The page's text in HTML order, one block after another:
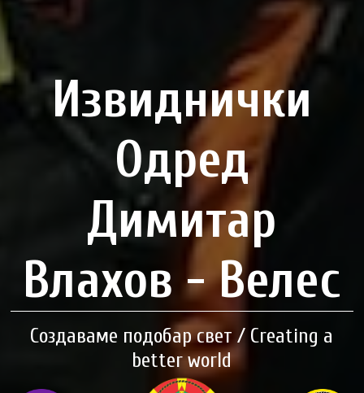
Извиднички
Одред
Димитар
Влахов - Велес
Создаваме подобар свет / Creating a
better world